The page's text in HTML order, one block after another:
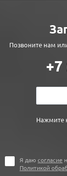
Позвоните нам
+7
Нажмите
Я даю согласие
Политикой